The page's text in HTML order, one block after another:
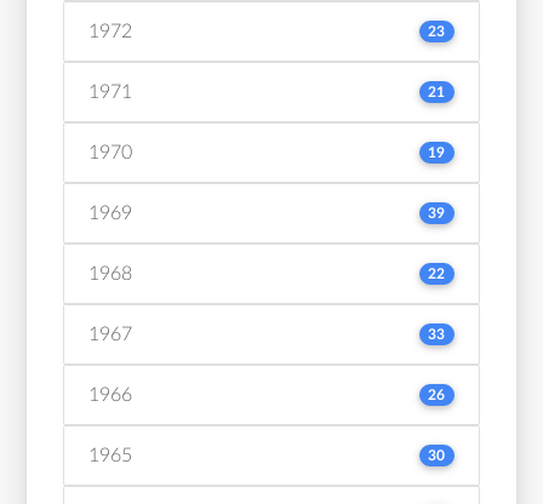
1972 23
1971 21
1970 19
1969 39
1968 22
1967 33
1966 26
1965 30